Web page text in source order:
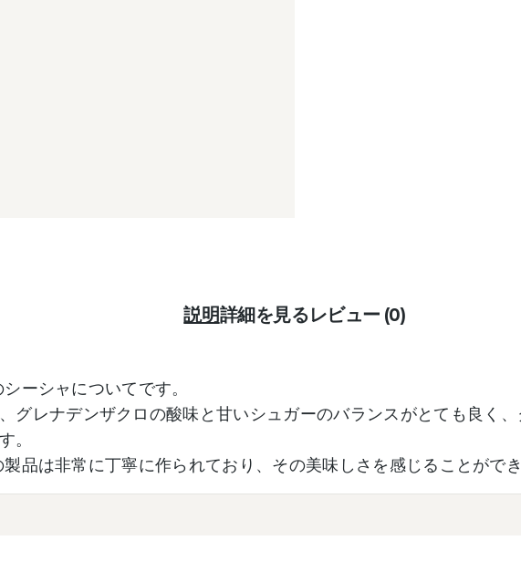
説明詳細を見るレビュー (0)
ーシャについてです。
グレナデンザクロの酸味と甘いシュガーのバランスがとても良く
。
製品は非常に丁寧に作られており、その美味しさを感じることができ